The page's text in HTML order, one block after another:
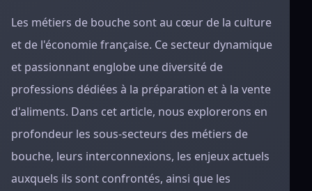
Les métiers de bouche sont au cœur de la culture
et de l'économie française. Ce secteur dynamique
et passionnant englobe une diversité de
professions dédiées à la préparation et à la vente
d'aliments. Dans cet article, nous explorerons en
profondeur les sous-secteurs des métiers de
bouche, leurs interconnexions, les enjeux actuels
auxquels ils sont confrontés, ainsi que les